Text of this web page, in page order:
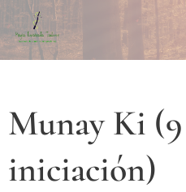
Munay Ki
iniciación)